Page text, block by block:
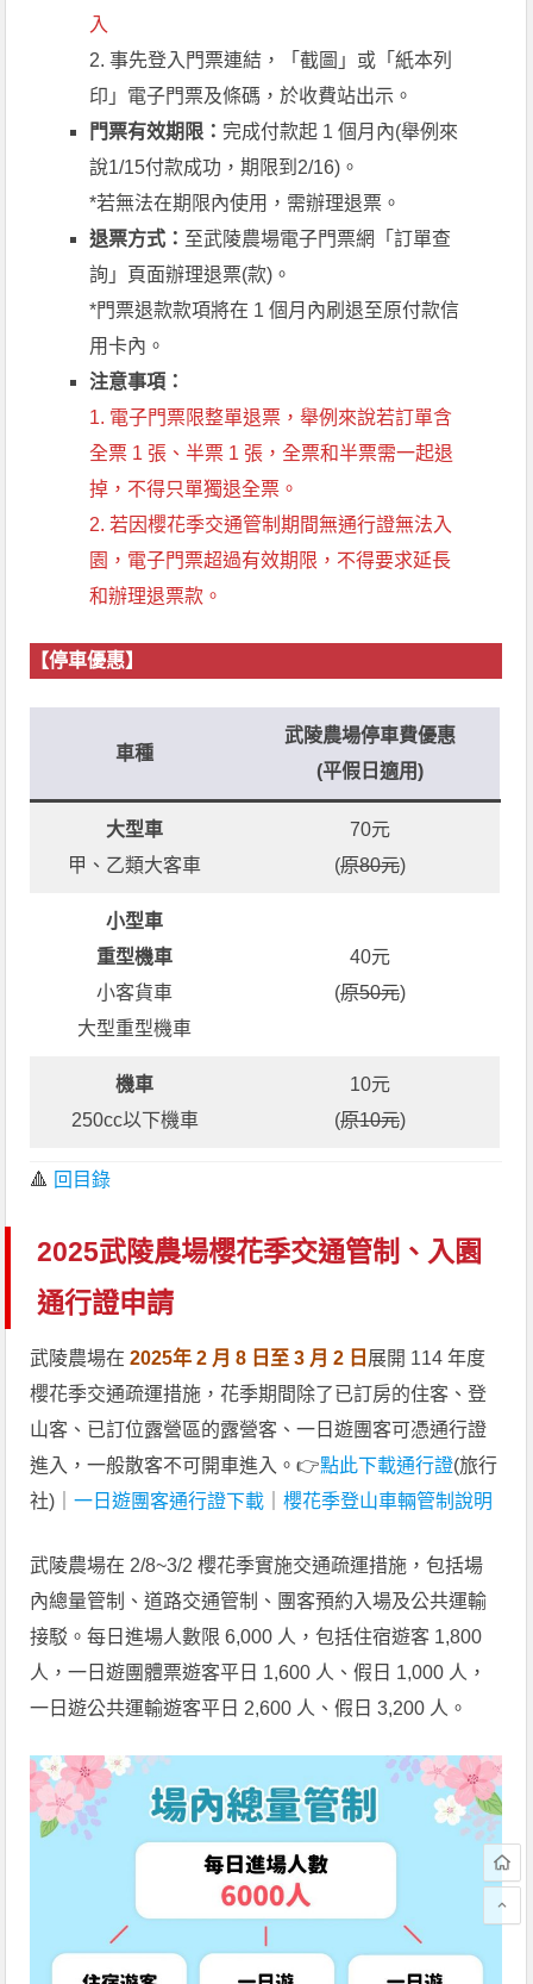
入
2. 事先登入門票連結，「截圖」或「紙本列
印」電子門票及條碼，於收費站出示。
門票有效期限： 完成付款起 1 個月內(舉例來
說1/15付款成功，期限到2/16)。
*若無法在期限內使用，需辦理退票。
退票方式： 至武陵農場電子門票網「訂單查
詢」頁面辦理退票(款)。
*門票退款款項將在 1 個月內刷退至原付款信
用卡內。
注意事項：
1. 電子門票限整單退票，舉例來說若訂單含
全票 1 張、半票 1 張，全票和半票需一起退
掉，不得只單獨退全票。
2. 若因櫻花季交通管制期間無通行證無法入
園，電子門票超過有效期限，不得要求延長
和辦理退票款。
【停車優惠】
車種
武陵農場停車費優惠
(平假日適用)
大型車
甲、乙類大客車
70元
(原80元)
小型車
重型機車
小客貨車
大型重型機車
40元
(原50元)
機車
250cc以下機車
10元
(原10元)
🔺 回目錄
2025武陵農場櫻花季交通管制、入園
通行證申請
武陵農場在2025年 2 月 8 日至 3 月 2 日 展開 114 年度
櫻花季交通疏運措施，花季期間除了已訂房的住客、登
山客、已訂位露營區的露營客、一日遊團客可憑通行證
進入，一般散客不可開車進入。👉點此下載通行證(旅行
社)｜一日遊團客通行證下載 ｜櫻花季登山車輛管制說明
武陵農場在 2/8~3/2 櫻花季實施交通疏運措施，包括場
內總量管制、道路交通管制、團客預約入場及公共運輸
接駁。每日進場人數限 6,000 人，包括住宿遊客 1,800
人，一日遊團體票遊客平日 1,600 人、假日 1,000 人，
一日遊公共運輸遊客平日 2,600 人、假日 3,200 人。